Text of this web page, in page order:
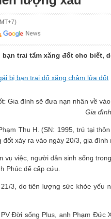
trai tẩm xăng đốt cho biết,
bị bạn trai đổ xăng châm lửa đốt
Gia
Thu H. (SN: 1995, trú tại
đốt xảy ra vào ngày 20/3, gia
vụ việc, người dân sinh sống
Phúc để cấp cứu.
3, do tiên lượng sức khỏe yếu
Đời sống Plus, anh Phạm Đức